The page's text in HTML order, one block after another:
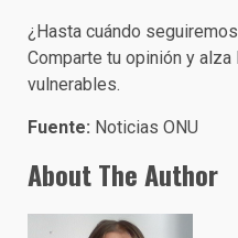
¿Hasta cuándo
Comparte tu opinión y
vulnerables.
Fuente: Noticias ONU
About The Author